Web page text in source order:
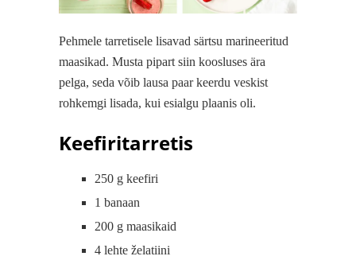
Pehmele tarretisele lisavad särtsu marineeritud
maasikad. Musta pipart siin koosluses ära
pelga, seda võib lausa paar keerdu veskist
rohkemgi lisada, kui esialgu plaanis oli.
Keefiritarretis
250 g keefiri
1 banaan
200 g maasikaid
4 lehte želatiini